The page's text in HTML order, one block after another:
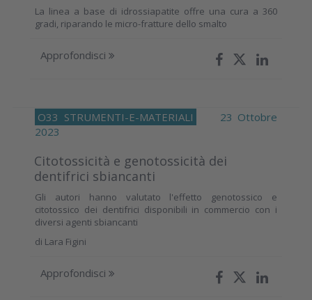
La linea a base di idrossiapatite offre una cura a 360
gradi, riparando le micro-fratture dello smalto
Approfondisci
O33 STRUMENTI-E-MATERIALI
23 Ottobre
2023
Citotossicità e genotossicità dei
dentifrici sbiancanti
Gli autori hanno valutato l'effetto genotossico e
citotossico dei dentifrici disponibili in commercio con i
diversi agenti sbiancanti
di Lara Figini
Approfondisci